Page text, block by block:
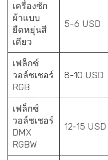
เครื่องซัก
ผ้าแบบ
ยืดหยุ่นสี
เดียว
5-6 USD
เฟล็กซ์
วอล์ชเชอร์
RGB
8-10 USD
เฟล็กซ์
วอล์ชเชอร์
DMX
RGBW
12-15 USD